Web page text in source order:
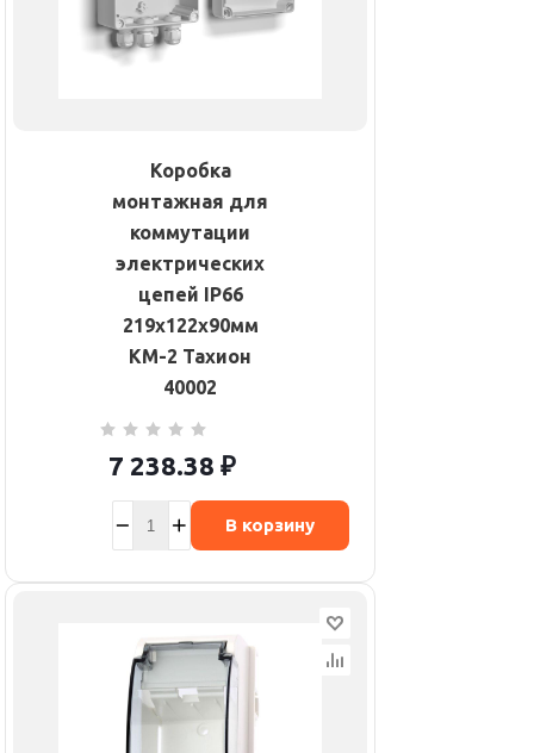
Коробка
монтажная для
коммутации
электрических
цепей IP66
219х122х90мм
КМ-2 Тахион
40002
7 238.38 ₽
В корзину